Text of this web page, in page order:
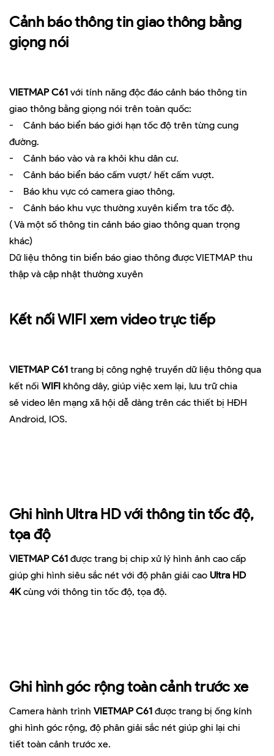
Cảnh báo thông tin giao thông bằng
giọng nói
VIETMAP C61 với tính năng độc đáo cảnh báo thông tin
giao thông bằng giọng nói trên toàn quốc:
- Cảnh báo biển báo giới hạn tốc độ trên từng cung
đường.
- Cảnh báo vào và ra khỏi khu dân cư.
- Cảnh báo biển báo cấm vượt/ hết cấm vượt.
- Báo khu vực có camera giao thông.
- Cảnh báo khu vực thường xuyên kiểm tra tốc độ.
( Và một số thông tin cảnh báo giao thông quan trọng
khác)
Dữ liệu thông tin biển báo giao thông được VIETMAP thu
thập và cập nhật thường xuyên
Kết nối WIFI xem video trực tiếp
VIETMAP C61 trang bị công nghệ truyền dữ liệu thông qua
kết nối WIFI không dây, giúp việc xem lại, lưu trữ chia
sẻ video lên mạng xã hội dễ dàng trên các thiết bị HĐH
Android, IOS.
Ghi hình Ultra HD với thông tin tốc độ,
tọa độ
VIETMAP C61 được trang bị chip xử lý hình ảnh cao cấp
giúp ghi hình siêu sắc nét với độ phân giải cao Ultra HD
4Kcùng với thông tin tốc độ, tọa độ.
Ghi hình góc rộng toàn cảnh trước xe
Camera hành trình VIETMAP C61 được trang bị ống kính
ghi hình góc rộng, độ phân giải sắc nét giúp ghi lại chi
tiết toàn cảnh trước xe.